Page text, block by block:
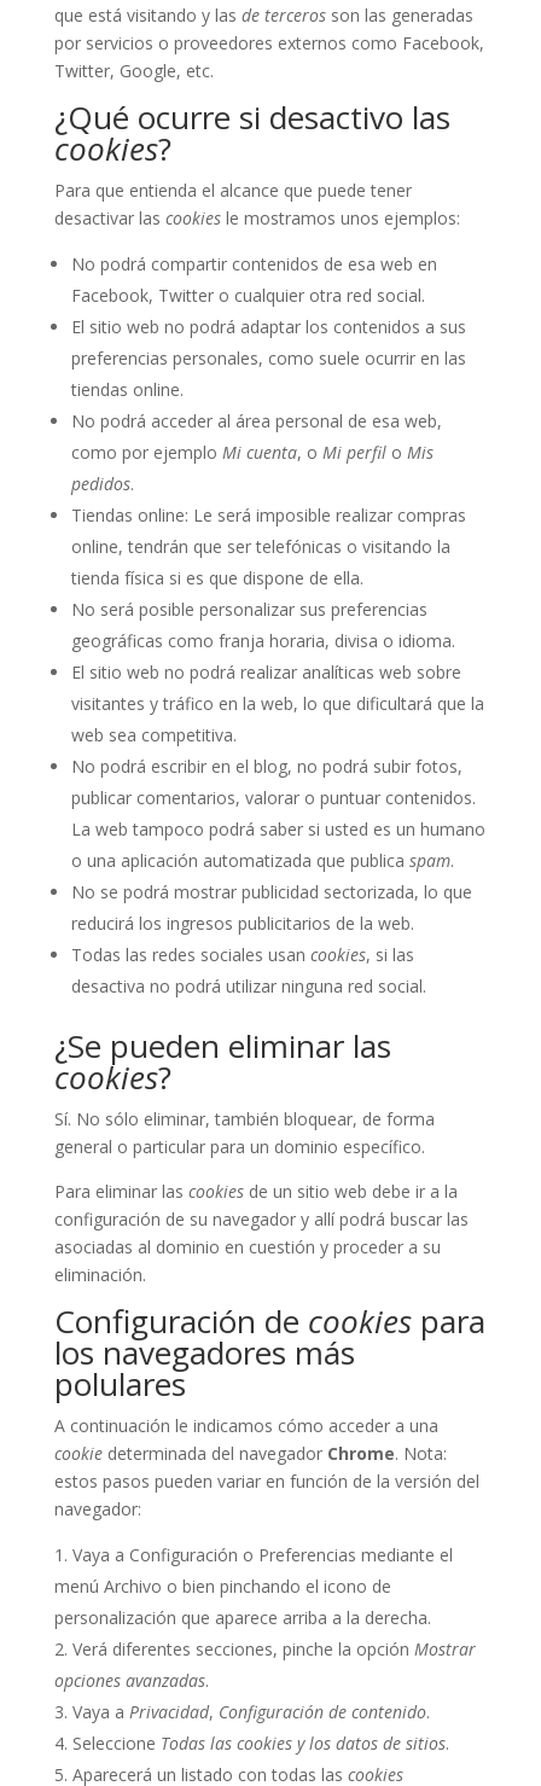
que está visitando y las de tercerosson las generadas
por servicios o proveedores externos como Facebook,
Twitter, Google, etc.
¿Qué ocurre si desactivo las
cookies?
Para que entienda el alcance que puede tener
desactivar las cookiesle mostramos unos ejemplos:
No podrá compartir contenidos de esa web en
Facebook, Twitter o cualquier otra red social.
El sitio web no podrá adaptar los contenidos a sus
preferencias personales, como suele ocurrir en las
tiendas online.
No podrá acceder al área personal de esa web,
como por ejemplo Mi cuenta, o Mi perfilo Mis
pedidos.
Tiendas online: Le será imposible realizar compras
online, tendrán que ser telefónicas o visitando la
tienda física si es que dispone de ella.
No será posible personalizar sus preferencias
geográficas como franja horaria, divisa o idioma.
El sitio web no podrá realizar analíticas web sobre
visitantes y tráfico en la web, lo que dificultará que la
web sea competitiva.
No podrá escribir en el blog, no podrá subir fotos,
publicar comentarios, valorar o puntuar contenidos.
La web tampoco podrá saber si usted es un humano
o una aplicación automatizada que publica spam.
No se podrá mostrar publicidad sectorizada, lo que
reducirá los ingresos publicitarios de la web.
Todas las redes sociales usan cookies, si las
desactiva no podrá utilizar ninguna red social.
¿Se pueden eliminar las
cookies?
Sí. No sólo eliminar, también bloquear, de forma
general o particular para un dominio específico.
Para eliminar las cookiesde un sitio web debe ir a la
configuración de su navegador y allí podrá buscar las
asociadas al dominio en cuestión y proceder a su
eliminación.
Configuración de cookiespara
los navegadores más
polulares
A continuación le indicamos cómo acceder a una
cookiedeterminada del navegador Chrome. Nota:
estos pasos pueden variar en función de la versión del
navegador:
Vaya a Configuración o Preferencias mediante el
menú Archivo o bien pinchando el icono de
personalización que aparece arriba a la derecha.
Verá diferentes secciones, pinche la opción Mostrar
opciones avanzadas.
Vaya a Privacidad, Configuración de contenido.
Seleccione Todas las cookiesy los datos de sitios.
Aparecerá un listado con todas las cookies